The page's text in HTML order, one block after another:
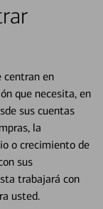
centran en
que necesita, en
sus cuentas
la
o crecimiento de
sus
trabajará con
usted.